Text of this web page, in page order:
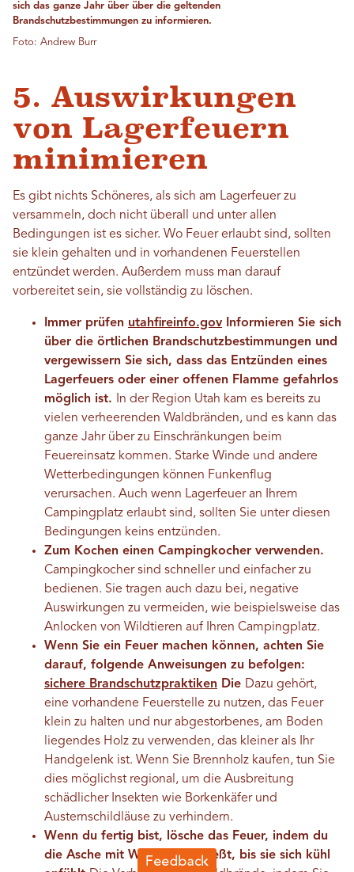
sich das ganze Jahr über über die geltenden
Brandschutzbestimmungen zu informieren.
Foto: Andrew Burr
5. Auswirkungen
von Lagerfeuern
minimieren
Es gibt nichts Schöneres, als sich am Lagerfeuer zu
versammeln, doch nicht überall und unter allen
Bedingungen ist es sicher. Wo Feuer erlaubt sind, sollten
sie klein gehalten und in vorhandenen Feuerstellen
entzündet werden. Außerdem muss man darauf
vorbereitet sein, sie vollständig zu löschen.
Immer prüfen utahfireinfo.gov Informieren Sie sich
über die örtlichen Brandschutzbestimmungen und
vergewissern Sie sich, dass das Entzünden eines
Lagerfeuers oder einer offenen Flamme gefahrlos
möglich ist. In der Region Utah kam es bereits zu
vielen verheerenden Waldbränden, und es kann das
ganze Jahr über zu Einschränkungen beim
Feuereinsatz kommen. Starke Winde und andere
Wetterbedingungen können Funkenflug
verursachen. Auch wenn Lagerfeuer an Ihrem
Campingplatz erlaubt sind, sollten Sie unter diesen
Bedingungen keins entzünden.
Zum Kochen einen Campingkocher verwenden.
Campingkocher sind schneller und einfacher zu
bedienen. Sie tragen auch dazu bei, negative
Auswirkungen zu vermeiden, wie beispielsweise das
Anlocken von Wildtieren auf Ihren Campingplatz.
Wenn Sie ein Feuer machen können, achten Sie
darauf, folgende Anweisungen zu befolgen:
sichere Brandschutzpraktiken Die Dazu gehört,
eine vorhandene Feuerstelle zu nutzen, das Feuer
klein zu halten und nur abgestorbenes, am Boden
liegendes Holz zu verwenden, das kleiner als Ihr
Handgelenk ist. Wenn Sie Brennholz kaufen, tun Sie
dies möglichst regional, um die Ausbreitung
schädlicher Insekten wie Borkenkäfer und
Austernschildläuse zu verhindern.
Wenn du fertig bist, lösche das Feuer, indem du
die Asche mit Wasser übergießt, bis sie sich kühl